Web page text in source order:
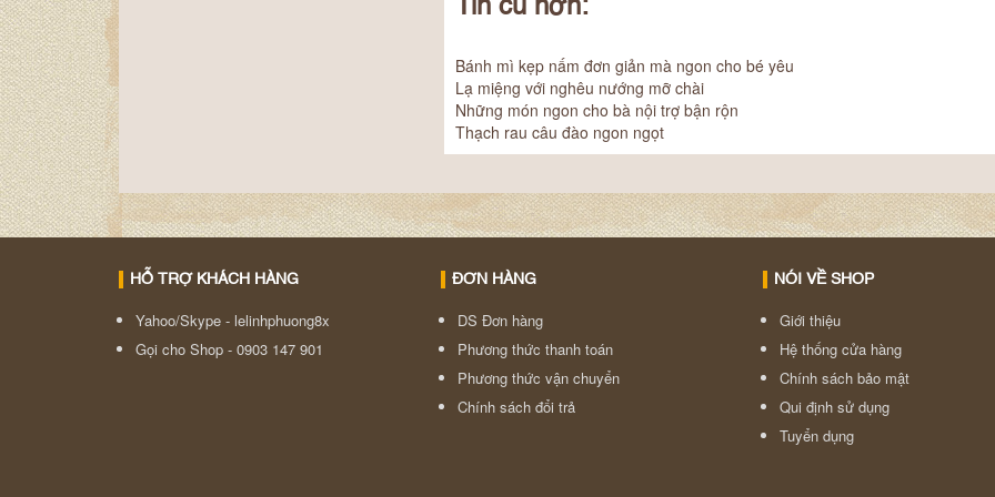
Tin cũ hơn:
Bánh mì kẹp nấm đơn giản mà ngon cho bé yêu
Lạ miệng với nghêu nướng mỡ chài
Những món ngon cho bà nội trợ bận rộn
Thạch rau câu đào ngon ngọt
HỖ TRỢ KHÁCH HÀNG
Yahoo/Skype - lelinhphuong8x
Gọi cho Shop - 0903 147 901
ĐƠN HÀNG
DS Đơn hàng
Phương thức thanh toán
Phương thức vận chuyển
Chính sách đổi trả
NÓI VỀ SHOP
Giới thiệu
Hệ thống cửa hàng
Chính sách bảo mật
Qui định sử dụng
Tuyển dụng